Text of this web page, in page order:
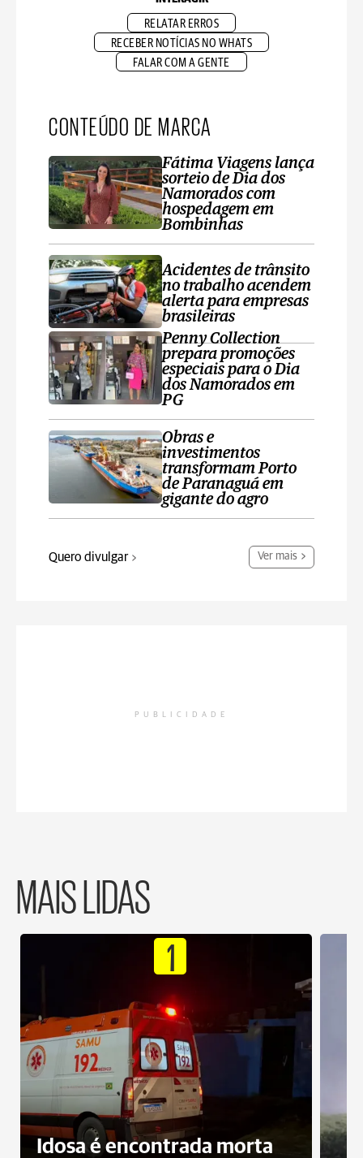
RELATAR ERROS
RECEBER NOTÍCIAS NO WHATS
FALAR COM A GENTE
CONTEÚDO DE MARCA
Fátima Viagens lança
sorteio de Dia dos
Namorados com
hospedagem em
Bombinhas
Acidentes de trânsito
no trabalho acendem
alerta para empresas
brasileiras
Penny Collection
prepara promoções
especiais para o Dia
dos Namorados em
PG
Obras e
investimentos
transformam Porto
de Paranaguá em
gigante do agro
Quero divulgar Ver mais
PUBLICIDADE
MAIS LIDAS
1
Idosa é encontrada morta